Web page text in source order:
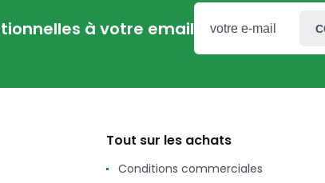
à votre email
Tout sur les achats
Conditions commerciales